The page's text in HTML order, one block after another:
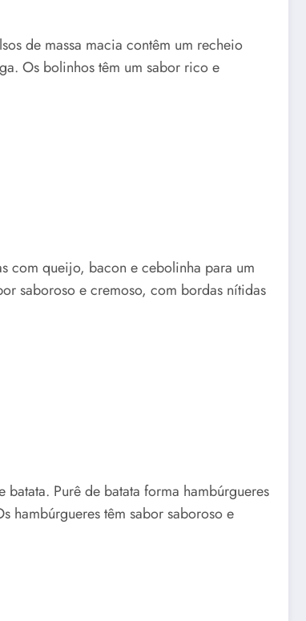
de massa macia contêm um recheio
Os bolinhos têm um sabor rico e
com queijo, bacon e cebolinha para um
saboroso e cremoso, com bordas nítidas
Purê de batata forma hambúrgueres
hambúrgueres têm sabor saboroso e